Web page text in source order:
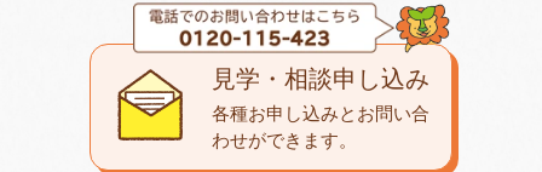
見学・相談申し込み
各種お申し込みとお問い合
わせができます。